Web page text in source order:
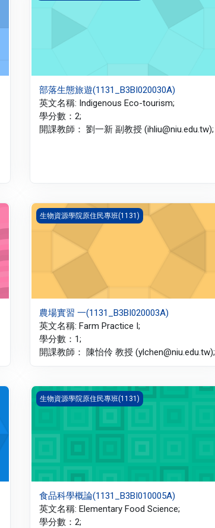
部落生態旅遊(1131_B3BI020030A)
英文名稱: Indigenous Eco-tourism;
學分數：2;
開課教師： 劉一新 副教授 (ihliu@niu.edu.tw);
農場實習 一(1131_B3BI020003A)
生物資源學院原住民專班(1131)
農場實習 一(1131_B3BI020003A)
英文名稱: Farm Practice I;
學分數：1;
開課教師： 陳怡伶 教授 (ylchen@niu.edu.tw);
食品科學概論(1131_B3BI010005A)
生物資源學院原住民專班(1131)
食品科學概論(1131_B3BI010005A)
英文名稱: Elementary Food Science;
學分數：2;